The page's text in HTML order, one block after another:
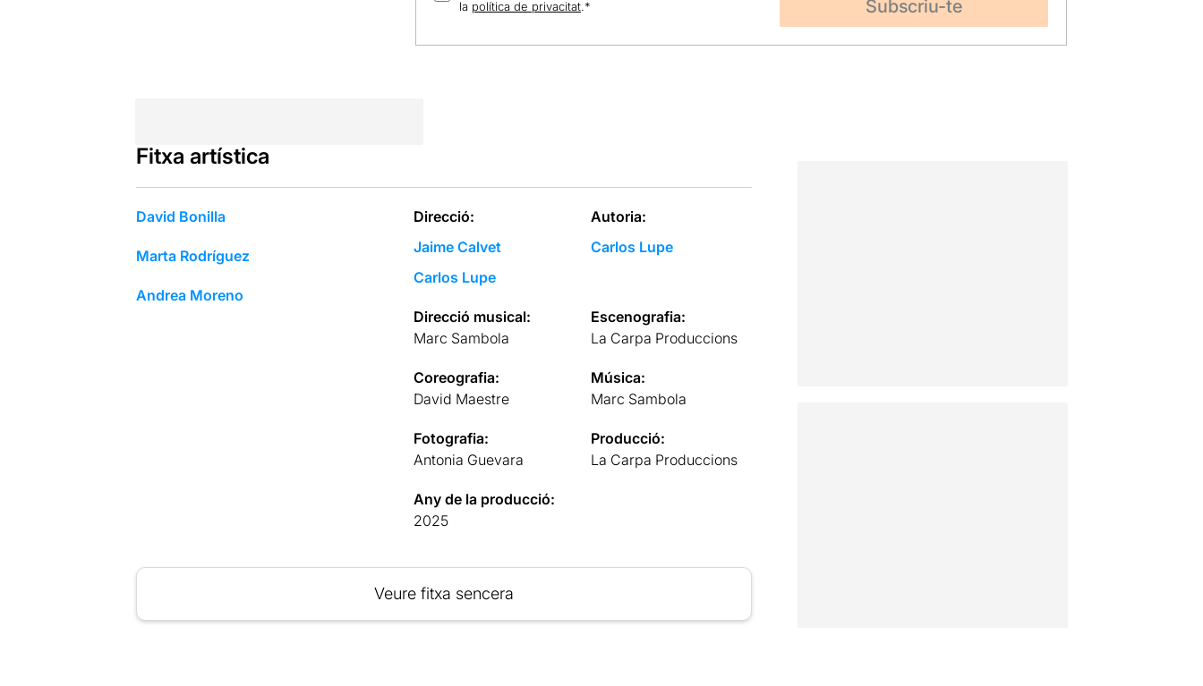
la política de privacitat.*
Fitxa artística
David Bonilla
Marta Rodríguez
Andrea Moreno
Direcció:
Jaime Calvet
Carlos Lupe
Autoria:
Carlos Lupe
Direcció musical:
Marc Sambola
Escenografia:
La Carpa Produccions
Coreografia:
David Maestre
Música:
Marc Sambola
Fotografia:
Antonia Guevara
Producció:
La Carpa Produccions
Any de la producció:
2025
Veure fitxa sencera